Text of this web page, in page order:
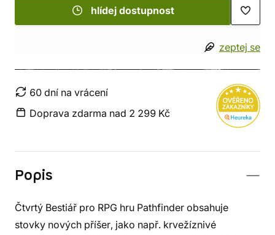
hlídej dostupnost
zeptej se
60 dní na vrácení
Doprava zdarma nad 2 299 Kč
Popis
Čtvrtý Bestiář pro RPG hru Pathfinder obsahuje
stovky nových příšer, jako např. krvežíznivé